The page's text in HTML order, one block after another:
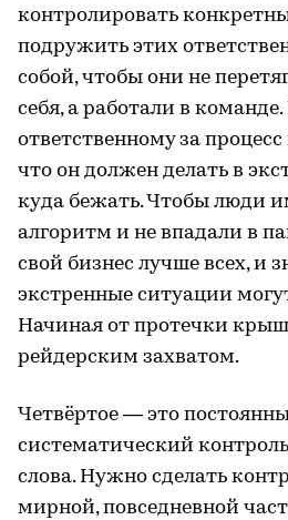
контролировать
подружить этих
собой, чтобы они не
себя, а работали в
ответственному за
что он должен делать в
куда бежать. Чтобы люди
алгоритм и не впадали в
свой бизнес лучше всех, и
экстренные ситуации
Начиная от протечки
рейдерским захватом.
Четвёртое — это
систематический
слова. Нужно сделать
мирной, повседневной